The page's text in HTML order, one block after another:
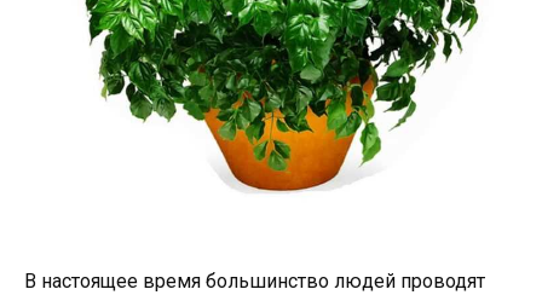
В настоящее время большинство людей проводят